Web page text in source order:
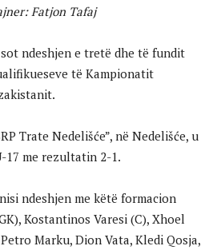
Fatjon Tafaj
ndeshjen e tretë dhe të fundit
të Kampionatit
Trate Nedelišće”, në Nedelišće, u
17 me rezultatin 2-1.
ndeshjen me këtë formacion
Kostantinos Varesi (C), Xhoel
Marku, Dion Vata, Kledi Qosja,